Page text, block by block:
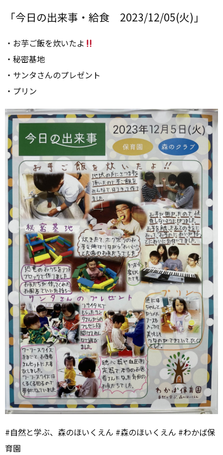
「今日の出来事・給食 2023/12/05(火)」
・お芋ご飯を炊いたよ
・秘密基地
・サンタさんのプレゼント
・プリン
#自然と学ぶ、森のほいくえん #森のほいくえん #わかば保
育園